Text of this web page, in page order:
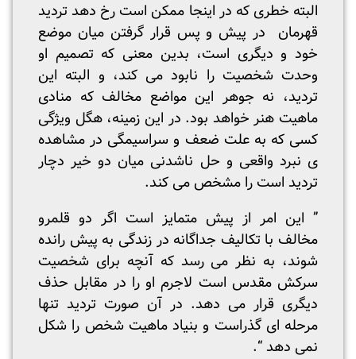
البته خطری که در اینجا ممکن است رخ دهد تردید
قهرمان در پیش و پس قرار گرفتن میان موضع
خود و دیگری است، بدین معنی که تصمیم او
وحدت شخصیت را نابود می کند، و البته این
تردید، نه جوهر این مواضع مخالف که منادی
ماهیت هنر خواهد بود. در این زمینه، هگل ویژگی
کسی که به علت ضعف و سراسیمگی در مشاهده
ی نبرد واقعی و حل ناشدنی میان دو خیر دچار
تردید است را مشخص می کند.
” این امر از پیش متمایز است اگر دو قلمرو
مخالف با تکالیف جداگانه در زندگی به پیش رانده
شوند، به نظر می رسد که آنچه برای شخصیت
سرکش مقدس است لاجرم او را در مقابل حذف
دیگری قرار می دهد. در آن صورت تردید تنها
مرحله ای گذراست و بنیاد ماهیت شخص را شکل
نمی دهد “.